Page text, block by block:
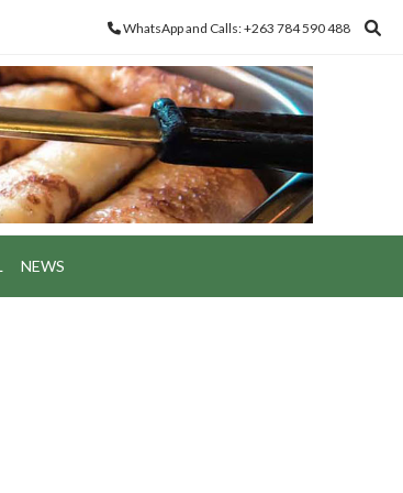
WhatsApp and Calls: +263 784 590 488
NEWS